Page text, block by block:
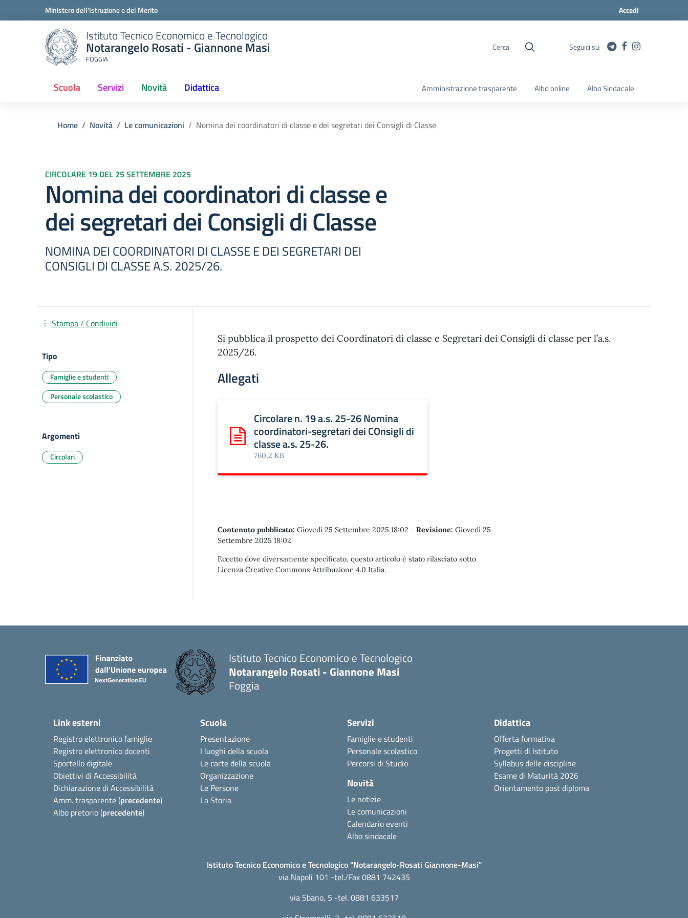
Ministero dell'Istruzione e del Merito Accedi
Istituto Tecnico Economico e Tecnologico
Notarangelo Rosati - Giannone Masi
FOGGIA
Cerca Seguici su:
Scuola Servizi Novità
(current) Didattica Amministrazione trasparente Albo online Albo Sindacale
Home Novità Le comunicazioni Nomina dei coordinatori di classe e dei segretari dei Consigli di Classe
CIRCOLARE 19 DEL 25 SETTEMBRE 2025
Nomina dei coordinatori di classe e
dei segretari dei Consigli di Classe
NOMINA DEI COORDINATORI DI CLASSE E DEI SEGRETARI DEI
CONSIGLI DI CLASSE A.S. 2025/26.
Stampa / Condividi
Tipo
Famiglie e studenti
Personale scolastico
Argomenti
Circolari
Si pubblica il prospetto dei Coordinatori di classe e Segretari dei Consigli di classe per l’a.s.
2025/26.
Allegati
Scarica: Circolare n. 19 a.s. 25-26 Nomina coordinatori-segretari dei COnsigli di classe a.s. 25-26.
Circolare n. 19 a.s. 25-26 Nomina
coordinatori-segretari dei COnsigli di
classe a.s. 25-26.
760,2 KB
Contenuto pubblicato: Giovedì 25 Settembre 2025 18:02 - Revisione: Giovedì 25
Settembre 2025 18:02
Eccetto dove diversamente specificato, questo articolo è stato rilasciato sotto
Licenza Creative Commons Attribuzione 4.0 Italia.
Istituto Tecnico Economico e Tecnologico
Notarangelo Rosati - Giannone Masi
Foggia
Link esterni
Registro elettronico famiglie
Registro elettronico docenti
Sportello digitale
Obiettivi di Accessibilità
Dichiarazione di Accessibilità
Amm. trasparente (precedente)
Albo pretorio (precedente)
Scuola
Presentazione
I luoghi della scuola
Le carte della scuola
Organizzazione
Le Persone
La Storia
Servizi
Famiglie e studenti
Personale scolastico
Percorsi di Studio
Novità
Le notizie
Le comunicazioni
Calendario eventi
Albo sindacale
Didattica
Offerta formativa
Progetti di Istituto
Syllabus delle discipline
Esame di Maturità 2026
Orientamento post diploma
Istituto Tecnico Economico e Tecnologico "Notarangelo-Rosati Giannone-Masi"
via Napoli 101 -tel./Fax 0881 742435
via Sbano, 5 -tel. 0881 633517